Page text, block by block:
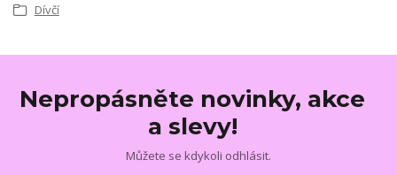
Dívčí
Nepropásněte novinky, akce
a slevy!
Můžete se kdykoli odhlásit.